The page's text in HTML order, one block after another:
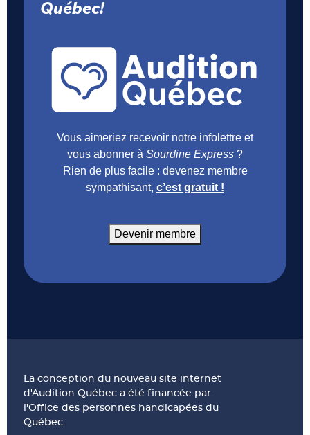
Québec!
Vous aimeriez recevoir notre infolettre et
vous abonner à Sourdine Express ?
Rien de plus facile : devenez membre
sympathisant, c’est gratuit !
Devenir membre
La conception du nouveau site internet
d'Audition Québec a été financée par
l'Office des personnes handicapées du
Québec.